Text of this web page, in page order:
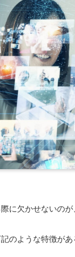
に欠かせないの
のような特徴が